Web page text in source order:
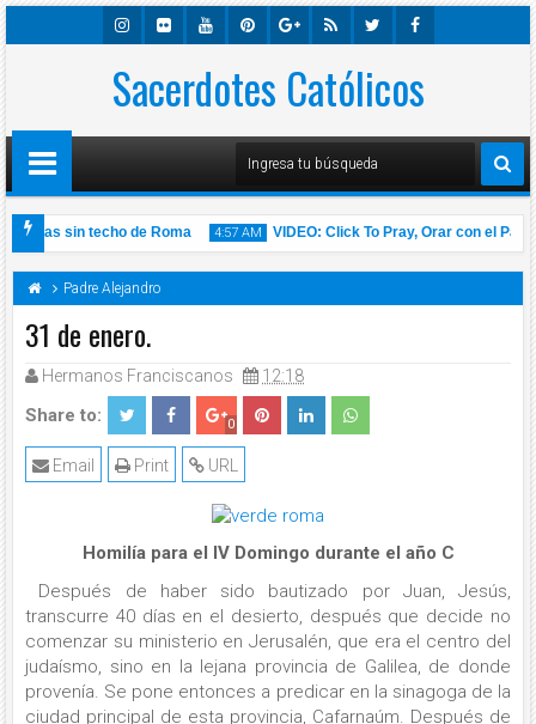
Gra R Be Est E-
Plus
R Ook
Sacerdotes Católicos
sin techo de Roma 4:57 AM
14 Nov
2020
VIDEO: Click To Pray, Orar con el Papa
de 2020 l Padre Carlos Yepes
Padre Alejandro
31 de enero.
Hermanos Franciscanos 12:18
Share to: 0
URL
Print
Email
Homilía para el IV Domingo durante el año C
Después de haber sido bautizado por Juan, Jesús,
transcurre 40 días en el desierto, después que decide no
comenzar su ministerio en Jerusalén, que era el centro del
judaísmo, sino en la lejana provincia de Galilea, de donde
provenía. Se pone entonces a predicar en la sinagoga de la
ciudad principal de esta provincia, Cafarnaúm. Después de